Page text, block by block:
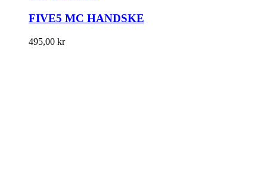
FIVE5 MC HANDSKE
495,00 kr